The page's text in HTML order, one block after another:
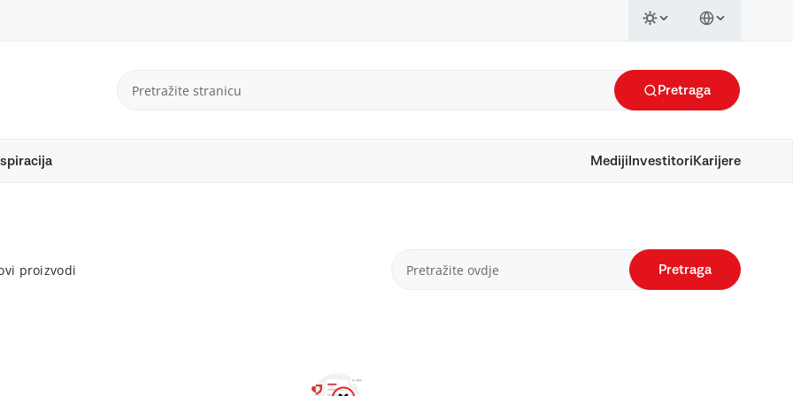
Pretraga
Mediji Investitori Karijere
proizvodi Pretraga